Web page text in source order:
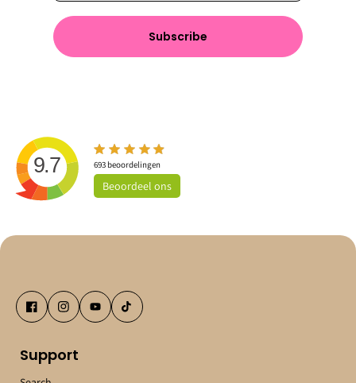
Subscribe
9.7 693beoordelingen
Beoordeel ons
Support